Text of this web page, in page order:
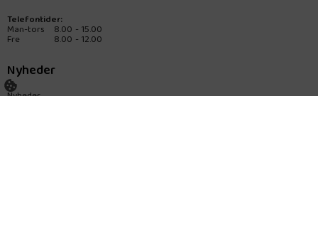
Telefontider:
Man-tors 8.00 - 15.00
Fre 8.00 - 12.00
Nyheder
Nyheder